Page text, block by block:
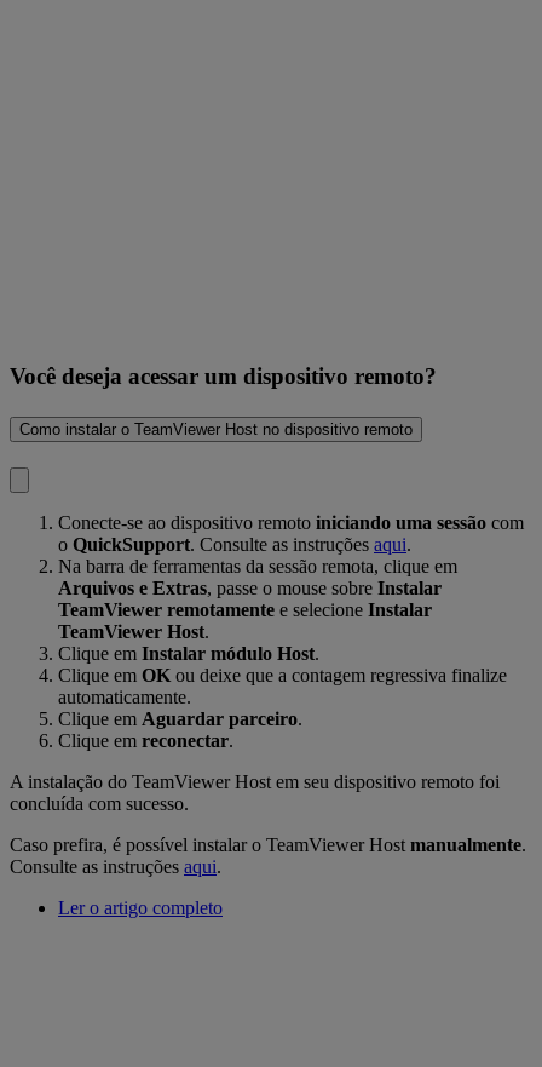
Você deseja acessar um dispositivo remoto?
Como instalar o TeamViewer Host no dispositivo remoto
Conecte-se ao dispositivo remoto iniciando uma sessão com
o QuickSupport. Consulte as instruções aqui.
Na barra de ferramentas da sessão remota, clique em
Arquivos e Extras, passe o mouse sobre Instalar
TeamViewer remotamente e selecione Instalar
TeamViewer Host.
Clique em Instalar módulo Host.
Clique em OK ou deixe que a contagem regressiva finalize
automaticamente.
Clique em Aguardar parceiro.
Clique em reconectar.
A instalação do TeamViewer Host em seu dispositivo remoto foi
concluída com sucesso.
Caso prefira, é possível instalar o TeamViewer Host manualmente.
Consulte as instruções aqui.
Ler o artigo completo